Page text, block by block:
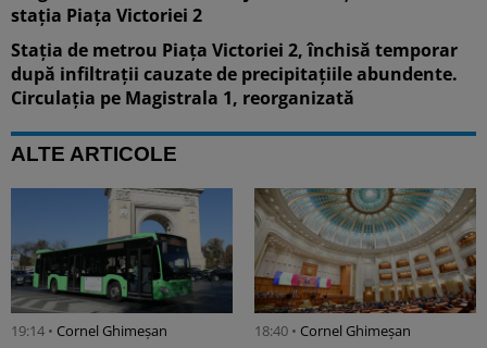
stația Piața Victoriei 2
Stația de metrou Piața Victoriei 2, închisă temporar
după infiltrații cauzate de precipitațiile abundente.
Circulația pe Magistrala 1, reorganizată
ALTE ARTICOLE
19:14 • Cornel Ghimeșan 18:40 • Cornel Ghimeșan